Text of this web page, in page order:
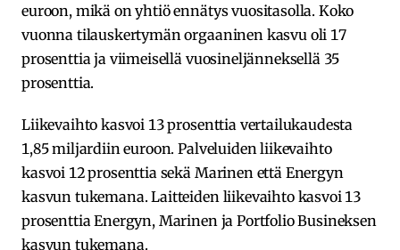
euroon, mikä on yhtiö ennätys vuositasolla. Koko
vuonna tilauskertymän orgaaninen kasvu oli 17
prosenttia ja viimeisellä vuosineljänneksellä 35
prosenttia.
Liikevaihto kasvoi 13 prosenttia vertailukaudesta
1,85 miljardiin euroon. Palveluiden liikevaihto
kasvoi 12 prosenttia sekä Marinen että Energyn
kasvun tukemana. Laitteiden liikevaihto kasvoi 13
prosenttia Energyn, Marinen ja Portfolio Busineksen
kasvun tukemana.